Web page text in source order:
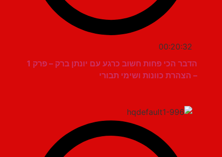
00:20:32
הדבר הכי פחות חשוב כרגע עם יונתן ברק – פרק 1
– הצהרת כוונות ושימי תבורי